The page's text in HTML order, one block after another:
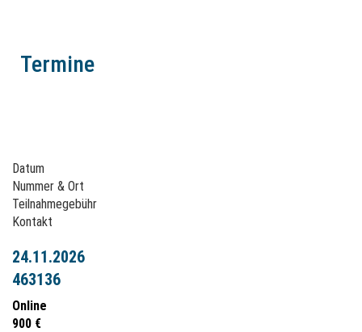
Die Zertifikatsprüfung findet am Ende des gebuchten
Veranstaltungstermins online über unsere Lernplattform statt. Den
Termine
Datum
Nummer & Ort
Teilnahmegebühr
Kontakt
24.11.2026
463136
Online
900 €